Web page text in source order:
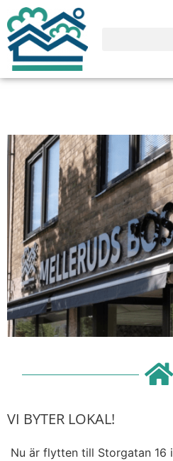
VI BYTER LOKAL!
Nu är flytten till Storgatan 16